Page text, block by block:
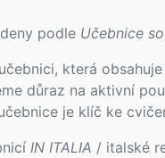
podle Učebnice
která
důraz na aktivní
je klíč ke
IN ITALIA / italské